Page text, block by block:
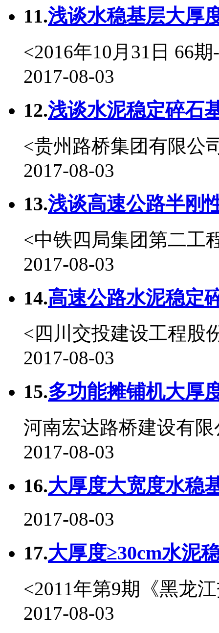
11.浅谈水稳基层大厚
<2016年10月31日 66
2017-08-03
12.浅谈水泥稳定碎石
<贵州路桥集团有限公
2017-08-03
13.浅谈高速公路半刚
<中铁四局集团第二工
2017-08-03
14.高速公路水泥稳定
<四川交投建设工程股
2017-08-03
15.多功能摊铺机大厚
河南宏达路桥建设有限
2017-08-03
16.大厚度大宽度水稳
2017-08-03
17.大厚度≥30cm水泥
<2011年第9期《黑龙
2017-08-03